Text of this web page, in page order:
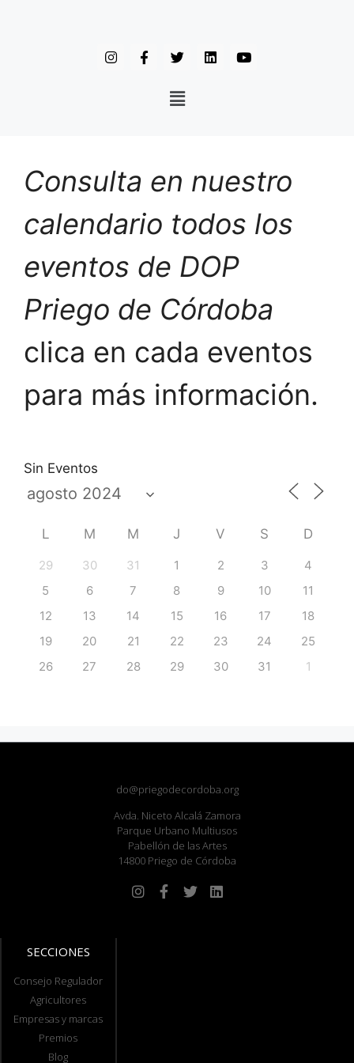
Consulta en nuestro
calendario todos los
eventos de DOP
Priego de Córdoba
clica en cada eventos
para más información.
Sin Eventos
L M M J V S D
29 30 31 1 2 3
4
5
6 7 8 9 10
11
12
13 14 15 16 17
18
19
20 21 22 23 24
25
26
27 28 29 30 31 1
do@priegodecordoba.org
Avda. Niceto Alcalá Zamora
Parque Urbano Multiusos
Pabellón de las Artes
14800 Priego de Córdoba
SECCIONES
Consejo Regulador
Agricultores
Empresas y marcas
Premios
Blog